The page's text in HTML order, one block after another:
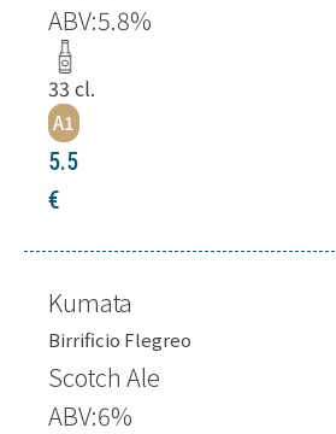
ABV:5.8%
33 cl.
A1
5.5
€
Kumata
Birrificio Flegreo
Scotch Ale
ABV:6%